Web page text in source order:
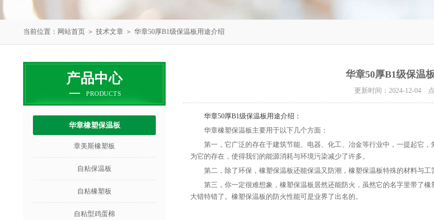
当前位置： 网站首页 ＞ 技术文章 ＞ 华章50厚B1级保温板用途介绍
产品中心
PRODUCTS
华章橡塑保温板
章美斯橡塑板
自粘保温板
自粘橡塑板
自粘型鸡蛋棉
华章50厚B1级保温
更新时间：2024-12-04 点
华章50厚B1级保温板用途介绍：
华章橡塑保温板主要用于以下几个方面：
第一，它广泛的存在于建筑节能、电器、化工、冶金等行业中，一提起它
为它的存在，使得我们的能源消耗与环境污染减少了许多。
第二，除了环保，橡塑保温板还能保温又防潮，橡塑保温板特殊的材料与工
第三，你一定很难想象，橡塑保温板居然还能防火，虽然它的名字里带了
大错特错了。橡塑保温板的防火性能可是业界了出名的。